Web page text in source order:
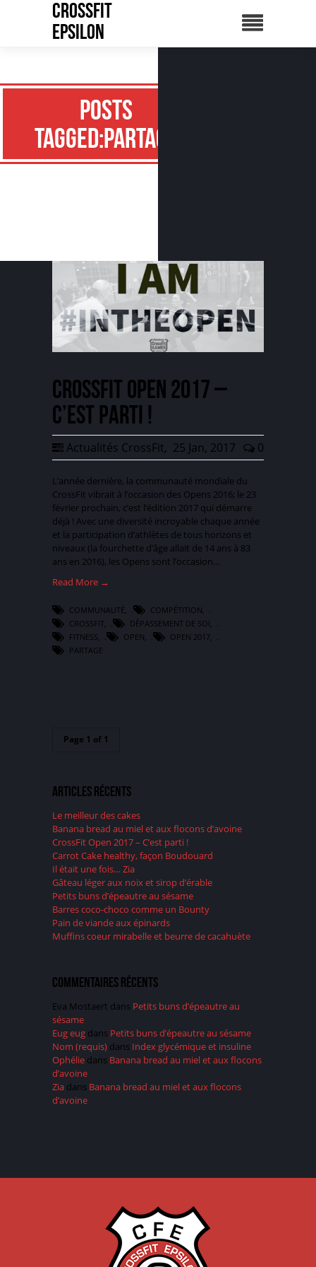
CrossFit
Epsilon
Posts
Tagged:partage
CrossFit Open 2017 –
C’est parti !
Actualités CrossFit, 25 Jan, 2017 0
L’année dernière, la communauté mondiale du
CrossFit vibrait à l’occasion des Opens 2016; le 23
février prochain, c’est l’édition 2017 qui démarre
déjà ! Avec une diversité incroyable chaque année
et la participation d’athlètes de tous horizons et
niveaux (la fourchette d’âge allait de 14 ans à 83
ans en 2016), les Opens sont l’occasion…
Read More →
COMMUNAUTÉ COMPÉTITION
CROSSFIT
DÉPASSEMENT DE SOI
FITNESS
OPEN OPEN 2017
PARTAGE
Page 1 of 1
Articles récents
Le meilleur des cakes
Banana bread au miel et aux flocons d’avoine
CrossFit Open 2017 – C’est parti !
Carrot Cake healthy, façon Boudouard
Il était une fois… Zia
Gâteau léger aux noix et sirop d’érable
Petits buns d’épeautre au sésame
Barres coco-choco comme un Bounty
Pain de viande aux épinards
Muffins coeur mirabelle et beurre de cacahuète
Commentaires récents
Eva Mostaert dans Petits buns d’épeautre au
sésame
Eug eug dans Petits buns d’épeautre au sésame
Nom (requis) dans Index glycémique et insuline
Ophélie dans Banana bread au miel et aux flocons
d’avoine
Zia dans Banana bread au miel et aux flocons
d’avoine